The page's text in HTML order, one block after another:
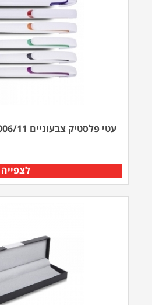
עטי פלסטיק צבעוניים 6006/11
לצפייה